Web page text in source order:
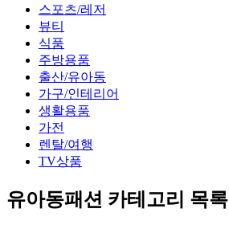
스포츠/레저
뷰티
식품
주방용품
출산/유아동
가구/인테리어
생활용품
가전
렌탈/여행
TV상품
유아동패션 카테고리 목록